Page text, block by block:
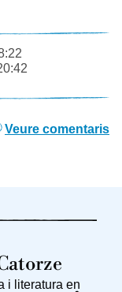
Veure comentaris
i literatura en